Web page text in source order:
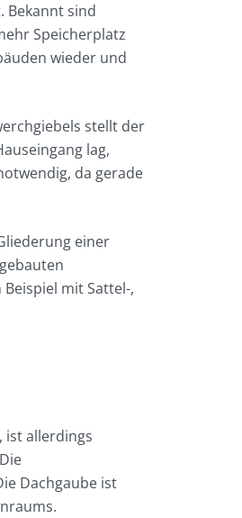
Bekannt sind
Speicherplatz
wieder und
stellt der
lag,
da gerade
einer
mit Sattel-,
ist allerdings
Dachgaube ist